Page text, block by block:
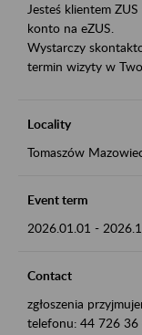
Jesteś klientem
konto na eZUS.
Wystarczy
termin wizyty w
Locality
Tomaszów
Event term
2026.01.01 -
Contact
zgłoszenia
telefonu: 44 726 36